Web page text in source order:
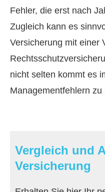
Fehler, die erst nach
Zugleich kann es
Versicherung mit einer
nicht selten kommt es
Managementfehlern
Vergleich und
Versicherung